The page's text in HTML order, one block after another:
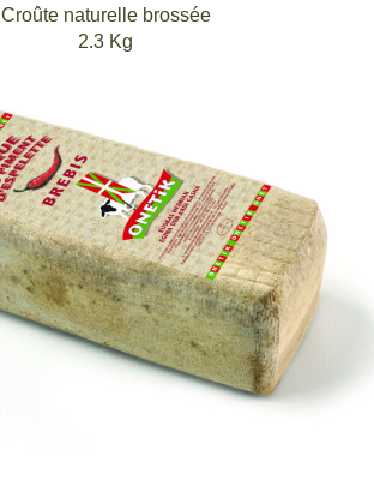
Croûte naturelle brossée
2.3 Kg